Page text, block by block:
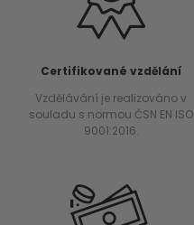
Certifikované vzdělání
Vzdělávání je realizováno v
souladu s normou ČSN EN ISO
9001:2016.